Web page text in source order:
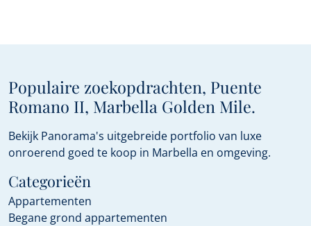
Populaire zoekopdrachten, Puente
Romano II, Marbella Golden Mile.
Bekijk Panorama's uitgebreide portfolio van luxe
onroerend goed te koop in Marbella en omgeving.
Categorieën
Appartementen
Begane grond appartementen